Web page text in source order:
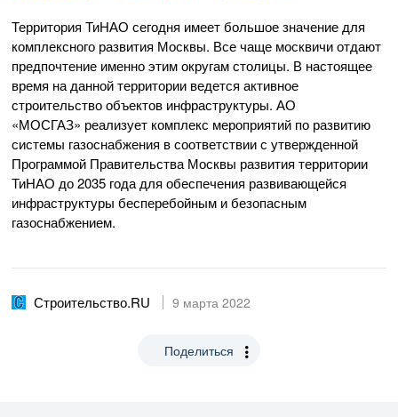
Территория ТиНАО сегодня имеет большое значение для
комплексного развития Москвы. Все чаще москвичи отдают
предпочтение именно этим округам столицы. В настоящее
время на данной территории ведется активное
строительство объектов инфраструктуры. АО
«МОСГАЗ» реализует комплекс мероприятий по развитию
системы газоснабжения в соответствии с утвержденной
Программой Правительства Москвы развития территории
ТиНАО до 2035 года для обеспечения развивающейся
инфраструктуры бесперебойным и безопасным
газоснабжением.
Строительство.RU 9 марта 2022
Поделиться